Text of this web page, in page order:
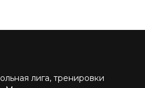
лига, тренировки